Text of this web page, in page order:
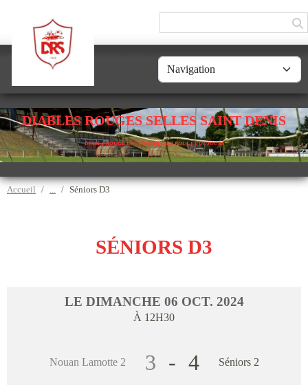
DIABLES ROUGES SELLES SAINT DENIS
DIABLE ROUGE UN JOUR, DIABLE ROUGE TOUJOURS
Accueil Séniors D3
SÉNIORS D3
LE DIMANCHE 06 OCT. 2024
À 12H30
Nouan Lamotte 2 3 - 4 Séniors 2